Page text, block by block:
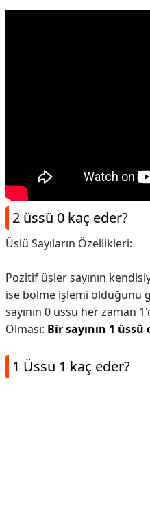
2 üssü 0 kaç eder?
Üslü Sayıların Özellikleri:
Pozitif üsler sayının
ise bölme işlemi olduğunu
sayının 0 üssü her zaman
Olması: Bir sayının 1 üssü
1 Üssü 1 kaç eder?